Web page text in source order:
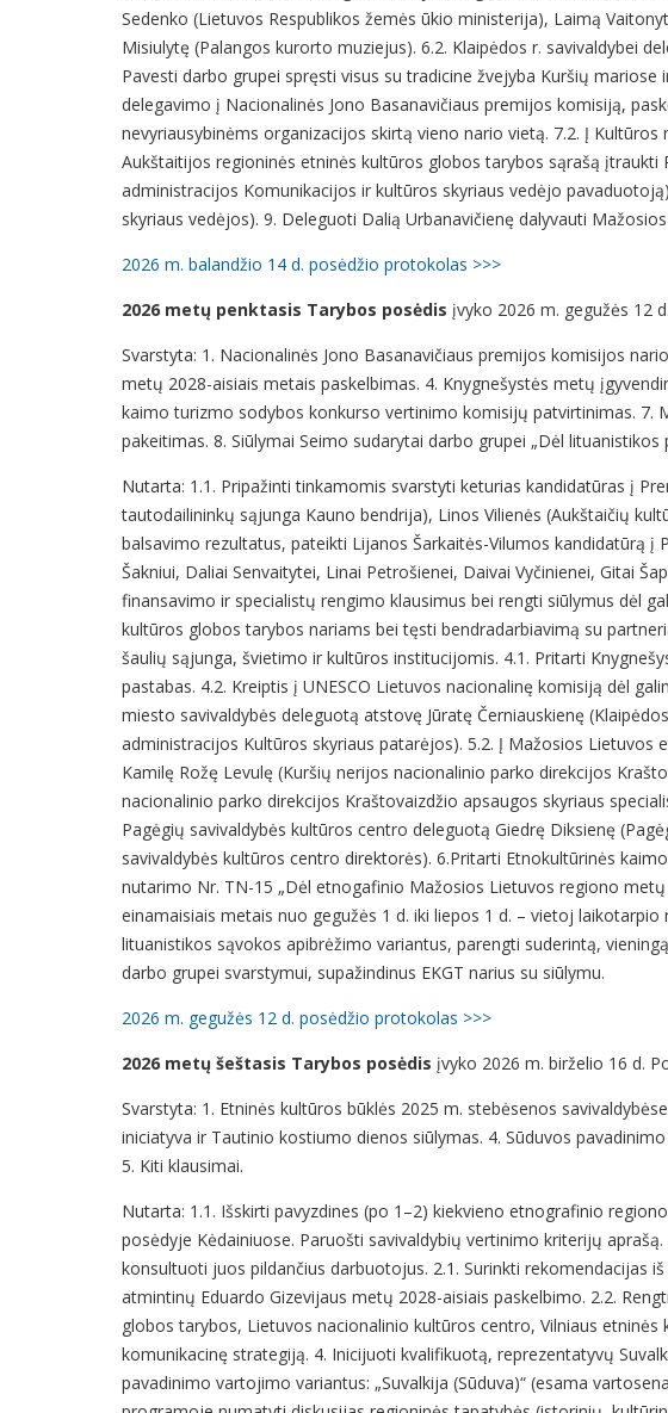
Sedenko (Lietuvos Respublikos žemės ūkio ministerija), Laimą
Misiulytę (Palangos kurorto muziejus). 6.2. Klaipėdos r. savivaldybei
Pavesti darbo grupei spręsti visus su tradicine žvejyba Kuršių
delegavimo į Nacionalinės Jono Basanavičiaus premijos komisiją,
nevyriausybinėms organizacijos skirtą vieno nario vietą. 7.2. Į
Aukštaitijos regioninės etninės kultūros globos tarybos sąrašą
administracijos Komunikacijos ir kultūros skyriaus vedėjo
skyriaus vedėjos). 9. Deleguoti Dalią Urbanavičienę dalyvauti
2026 m. balandžio 14 d. posėdžio protokolas >>>
2026 metų penktasis Tarybos posėdis įvyko 2026 m. gegužės 12
Svarstyta: 1. Nacionalinės Jono Basanavičiaus premijos komisijos
metų 2028-aisiais metais paskelbimas. 4. Knygnešystės metų
kaimo turizmo sodybos konkurso vertinimo komisijų patvirtinimas.
pakeitimas. 8. Siūlymai Seimo sudarytai darbo grupei „Dėl
Nutarta: 1.1. Pripažinti tinkamomis svarstyti keturias kandidatūras į
tautodailininkų sąjunga Kauno bendrija), Linos Vilienės (Aukštaičių
balsavimo rezultatus, pateikti Lijanos Šarkaitės-Vilumos kandidatūrą į
Šakniui, Daliai Senvaitytei, Linai Petrošienei, Daivai Vyčinienei, Gitai
finansavimo ir specialistų rengimo klausimus bei rengti siūlymus dėl
kultūros globos tarybos nariams bei tęsti bendradarbiavimą su
šaulių sąjunga, švietimo ir kultūros institucijomis. 4.1. Pritarti
pastabas. 4.2. Kreiptis į UNESCO Lietuvos nacionalinę komisiją dėl
miesto savivaldybės deleguotą atstovę Jūratę Černiauskienę
administracijos Kultūros skyriaus patarėjos). 5.2. Į Mažosios
Kamilę Rožę Levulę (Kuršių nerijos nacionalinio parko direkcijos
nacionalinio parko direkcijos Kraštovaizdžio apsaugos skyriaus
Pagėgių savivaldybės kultūros centro deleguotą Giedrę Diksienę
savivaldybės kultūros centro direktorės). 6.Pritarti Etnokultūrinės
nutarimo Nr. TN-15 „Dėl etnogafinio Mažosios Lietuvos regiono
einamaisiais metais nuo gegužės 1 d. iki liepos 1 d. – vietoj
lituanistikos sąvokos apibrėžimo variantus, parengti suderintą,
darbo grupei svarstymui, supažindinus EKGT narius su siūlymu.
2026 m. gegužės 12 d. posėdžio protokolas >>>
2026 metų šeštasis Tarybos posėdis įvyko 2026 m. birželio 16 d.
Svarstyta: 1. Etninės kultūros būklės 2025 m. stebėsenos
iniciatyva ir Tautinio kostiumo dienos siūlymas. 4. Sūduvos
5. Kiti klausimai.
Nutarta: 1.1. Išskirti pavyzdines (po 1–2) kiekvieno etnografinio
posėdyje Kėdainiuose. Paruošti savivaldybių vertinimo kriterijų
konsultuoti juos pildančius darbuotojus. 2.1. Surinkti rekomendacijas
atmintinų Eduardo Gizevijaus metų 2028-aisiais paskelbimo. 2.2.
globos tarybos, Lietuvos nacionalinio kultūros centro, Vilniaus
komunikacinę strategiją. 4. Inicijuoti kvalifikuotą, reprezentatyvų
pavadinimo vartojimo variantus: „Suvalkija (Sūduva)“ (esama